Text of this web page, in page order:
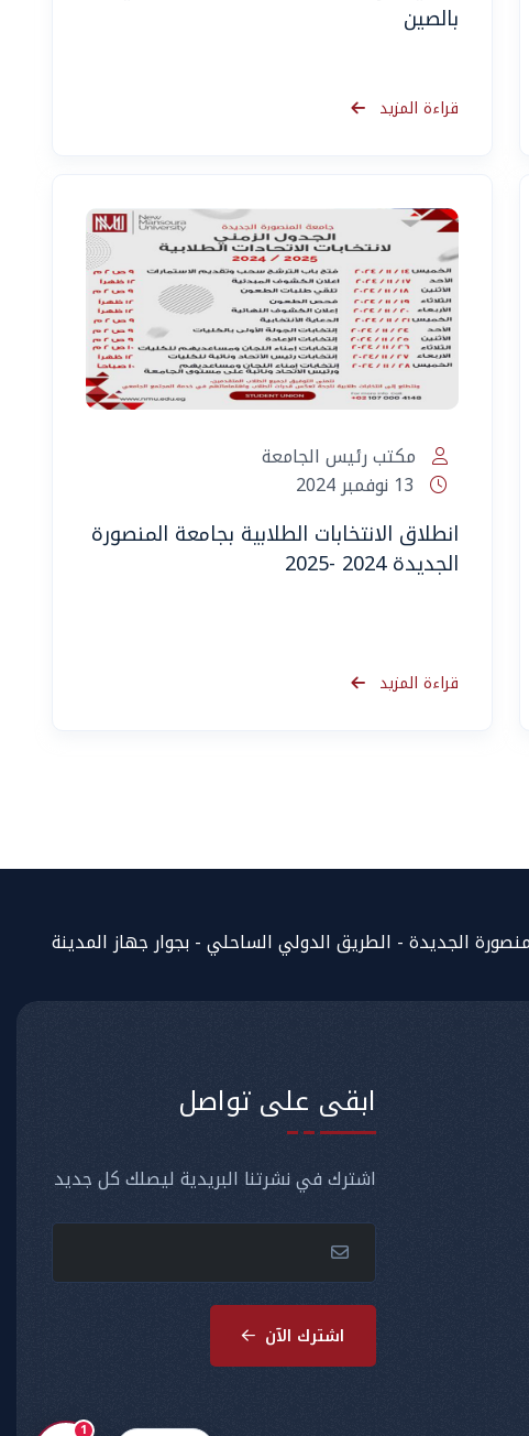
بالصين
قراءة المزيد
مكتب رئيس الجامعة
انطلاق الانتخابات الطلابية بجامعة المنصورة
الجديدة 2024 -2025
قراءة المزيد
الجديدة - الطريق الدولي الساحلي - بجوار جهاز المدينة
ابقى على تواصل
اشترك في نشرتنا البريدية ليصلك كل جديد
اشترك الآن
1
المساعد الذكي (NMU)